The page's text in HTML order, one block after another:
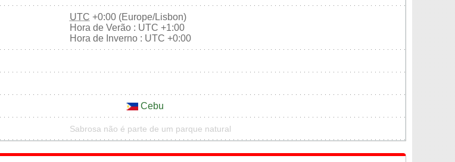
UTC +0:00 (Europe/Lisbon)
Hora de Verão : UTC +1:00
Hora de Inverno : UTC +0:00
Cebu
Sabrosa não é parte de um parque natural